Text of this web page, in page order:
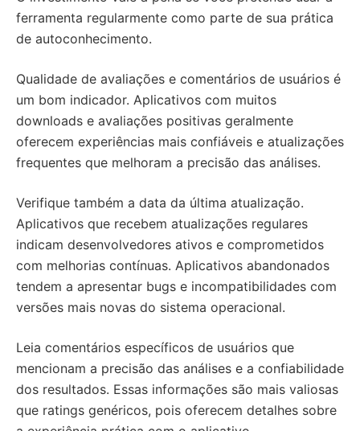
ferramenta regularmente como parte de sua prática
de autoconhecimento.
Qualidade de avaliações e comentários de usuários é
um bom indicador. Aplicativos com muitos
downloads e avaliações positivas geralmente
oferecem experiências mais confiáveis e atualizações
frequentes que melhoram a precisão das análises.
Verifique também a data da última atualização.
Aplicativos que recebem atualizações regulares
indicam desenvolvedores ativos e comprometidos
com melhorias contínuas. Aplicativos abandonados
tendem a apresentar bugs e incompatibilidades com
versões mais novas do sistema operacional.
Leia comentários específicos de usuários que
mencionam a precisão das análises e a confiabilidade
dos resultados. Essas informações são mais valiosas
que ratings genéricos, pois oferecem detalhes sobre